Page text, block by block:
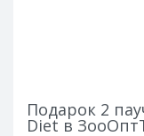
Подарок 2
Diet в